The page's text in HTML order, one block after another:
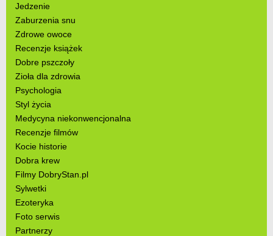
Jedzenie
Zaburzenia snu
Zdrowe owoce
Recenzje książek
Dobre pszczoły
Zioła dla zdrowia
Psychologia
Styl życia
Medycyna niekonwencjonalna
Recenzje filmów
Kocie historie
Dobra krew
Filmy DobryStan.pl
Sylwetki
Ezoteryka
Foto serwis
Partnerzy